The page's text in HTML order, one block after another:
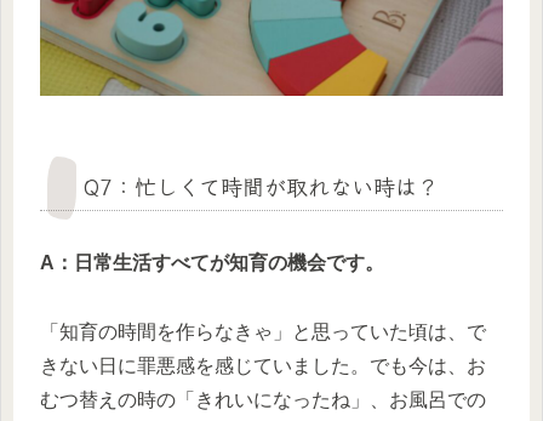
Q7：忙しくて時間が取れない時は？
A：日常生活すべてが知育の機会です。
「知育の時間を作らなきゃ」と思っていた頃は、で
きない日に罪悪感を感じていました。でも今は、お
むつ替えの時の「きれいになったね」、お風呂での